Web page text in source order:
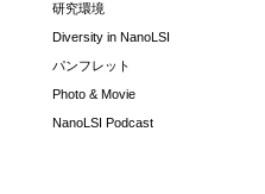
研究環境
Diversity in NanoLSI
パンフレット
Photo & Movie
NanoLSI Podcast